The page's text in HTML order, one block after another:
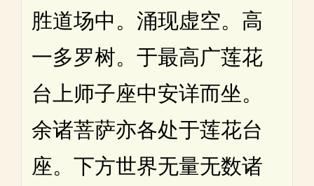
胜道场中。涌现虚空。高
一多罗树。于最高广莲花
台上师子座中安详而坐。
余诸菩萨亦各处于莲花台
座。下方世界无量无数诸